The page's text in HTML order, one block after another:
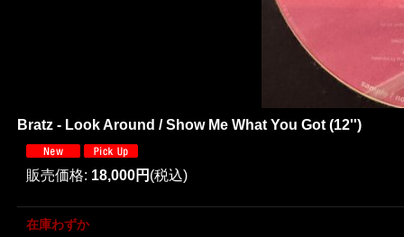
Bratz - Look Around / Show Me What You Got (12'')
販売価格: 18,000円 (税込)
在庫わずか